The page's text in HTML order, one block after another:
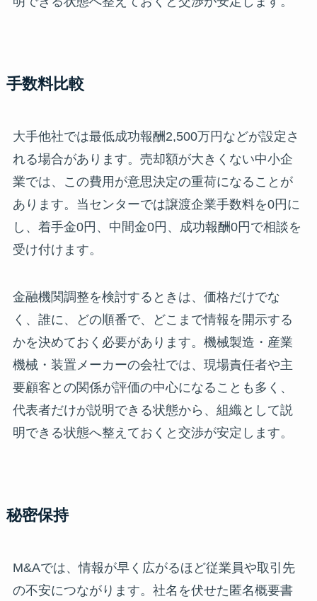
手数料比較
大手他社では最低成功報酬2,500万円などが設定さ
れる場合があります。売却額が大きくない中小企
業では、この費用が意思決定の重荷になることが
あります。当センターでは譲渡企業手数料を0円に
し、着手金0円、中間金0円、成功報酬0円で相談を
受け付けます。
金融機関調整を検討するときは、価格だけでな
く、誰に、どの順番で、どこまで情報を開示する
かを決めておく必要があります。機械製造・産業
機械・装置メーカーの会社では、現場責任者や主
要顧客との関係が評価の中心になることも多く、
代表者だけが説明できる状態から、組織として説
明できる状態へ整えておくと交渉が安定します。
秘密保持
M&Aでは、情報が早く広がるほど従業員や取引先
の不安につながります。社名を伏せた匿名概要書